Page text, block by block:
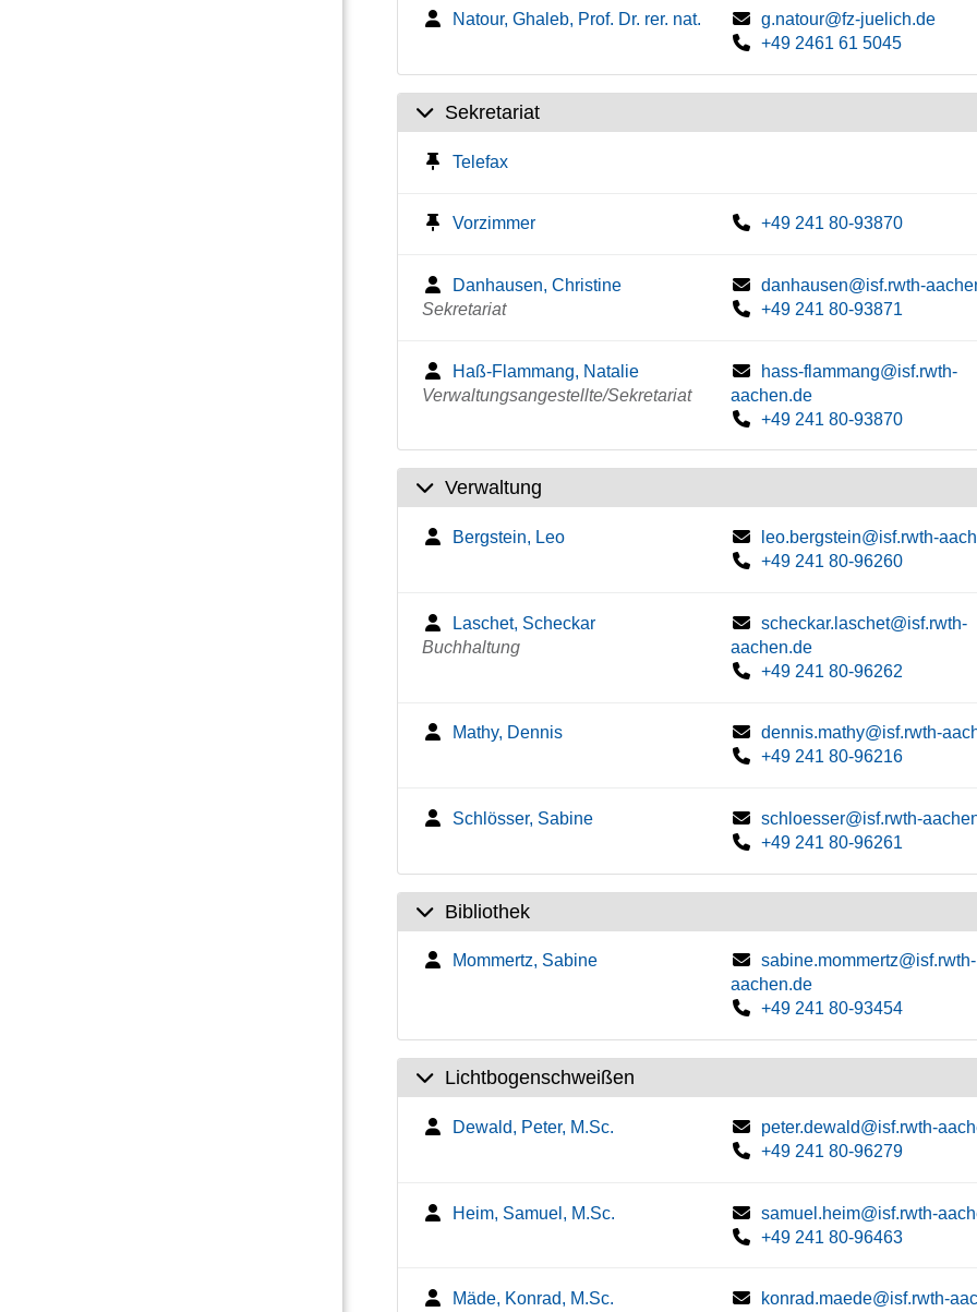
Natour, Ghaleb, Prof. Dr. rer. nat.
g.natour@fz-juelich.de
+49 2461 61 5045
Sekretariat
Telefax
Vorzimmer +49 241 80-93870
Danhausen, Christine
Sekretariat
danhausen@isf.rwth-
+49 241 80-93871
Haß-Flammang, Natalie
Verwaltungsangestellte/Sekretariat
hass-flammang@isf.rwth-
aachen.de
+49 241 80-93870
Verwaltung
Bergstein, Leo
leo.bergstein@isf.rwth-
+49 241 80-96260
Laschet, Scheckar
Buchhaltung
scheckar.laschet@isf.rwth-
aachen.de
+49 241 80-96262
Mathy, Dennis
dennis.mathy@isf.rwth-
+49 241 80-96216
Schlösser, Sabine
schloesser@isf.rwth-
+49 241 80-96261
Bibliothek
Mommertz, Sabine
sabine.mommertz@isf.rwth-
aachen.de
+49 241 80-93454
Lichtbogenschweißen
Dewald, Peter, M.Sc.
peter.dewald@isf.rwth-
+49 241 80-96279
Heim, Samuel, M.Sc.
samuel.heim@isf.rwth-
+49 241 80-96463
Mäde, Konrad, M.Sc.
konrad.maede@isf.rwth-